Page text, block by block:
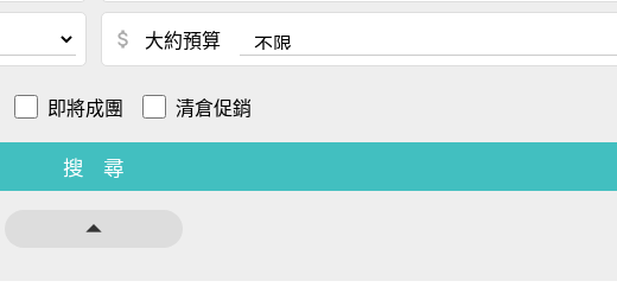
attach_money 大約預算
即將成團 清倉促銷
arrow_drop_up